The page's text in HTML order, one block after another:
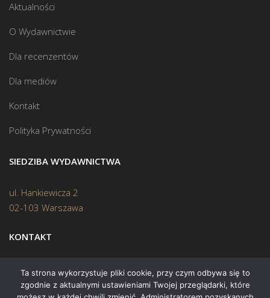
Aktualności
O Wydawnictwie
Dla recenzentów
Dla mediów
Kontakt
Polityka Prywatności
SIEDZIBA WYDAWNICTWA
ul. Hankiewicza 2
02-103 Warszawa
KONTAKT
Biuro: (22) 45 70 402
Mail:biuro@swiatksiazki.pl
Ta strona wykorzystuje pliki cookie, przy czym odbywa się to
zgodnie z aktualnymi ustawieniami Twojej przeglądarki, które